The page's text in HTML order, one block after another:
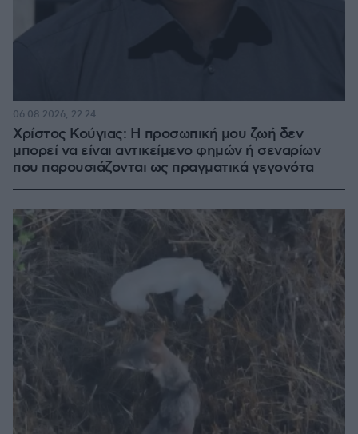
Χρίστος Κούγιας: Η προσωπική μου ζωή δεν
μπορεί να είναι αντικείμενο φημών ή σεναρίων
που παρουσιάζονται ως πραγματικά γεγονότα
06.08.2026, 22:24